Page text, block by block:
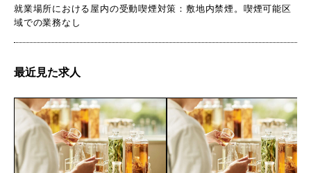
就業場所における屋内の受動喫煙対策：敷地内禁煙。喫煙可能区
域での業務なし
最近見た求人